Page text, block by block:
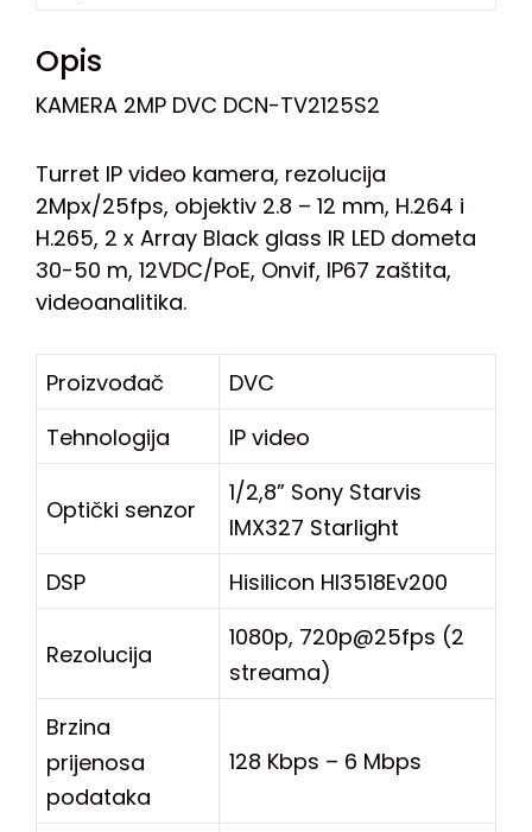
Opis
KAMERA 2MP DVC DCN-TV2125S2
Turret IP video kamera, rezolucija
2Mpx/25fps, objektiv 2.8 – 12 mm, H.264 i
H.265, 2 x Array Black glass IR LED dometa
30-50 m, 12VDC/PoE, Onvif, IP67 zaštita,
videoanalitika.
Proizvođač
DVC
Tehnologija
IP video
Optički senzor
1/2,8” Sony Starvis
IMX327 Starlight
DSP
Hisilicon HI3518Ev200
Rezolucija
1080p, 720p@25fps (2
streama)
Brzina
prijenosa
podataka
128 Kbps – 6 Mbps